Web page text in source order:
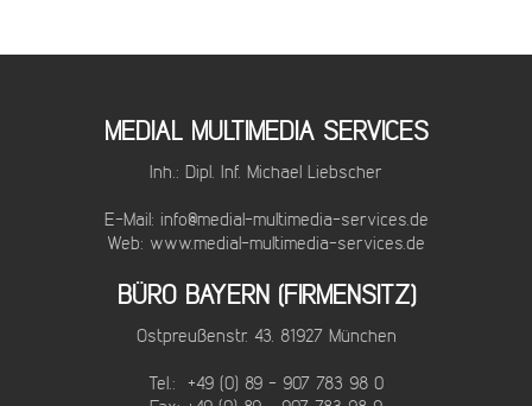
MEDIAL MULTIMEDIA SERVICES
Inh.: Dipl. Inf. Michael Liebscher
E-Mail: info@medial-multimedia-services.de
Web: www.medial-multimedia-services.de
BÜRO BAYERN (FIRMENSITZ)
Ostpreußenstr. 43, 81927 München
Tel.: +49 (0) 89 - 907 783 98 0